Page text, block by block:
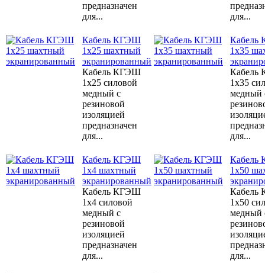
предназначен
для...
для...
Кабель КГЭШ
1x25 шахтный
экранированный
Кабель КГЭШ
1x25 силовой
медный с
резиновой
изоляцией
предназначен
для...
1x35
1x35
медный
для...
Кабель КГЭШ
1x4 шахтный
экранированный
Кабель КГЭШ
1x4 силовой
медный с
резиновой
изоляцией
предназначен
для...
1x50
1x50
медный
для...